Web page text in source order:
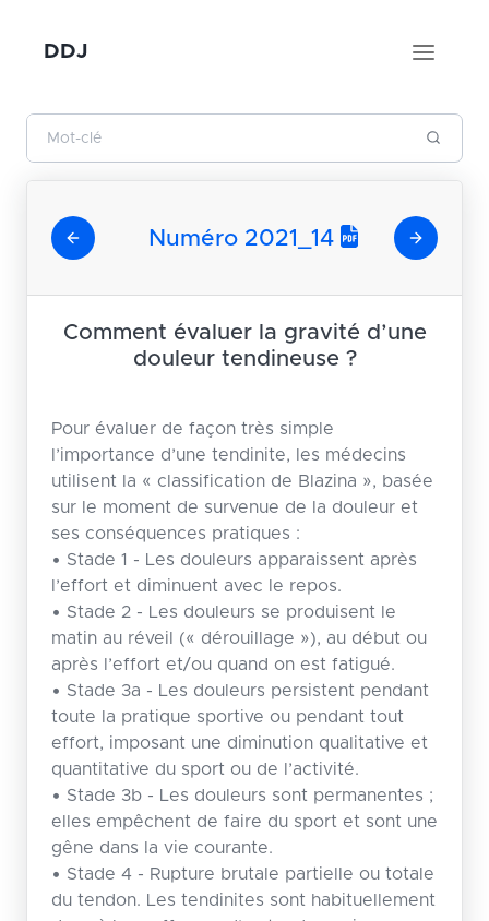
DDJ
Numéro 2021_14
Comment évaluer la gravité d’une
douleur tendineuse ?
Pour évaluer de façon très simple
l’importance d’une tendinite, les médecins
utilisent la « classification de Blazina », basée
sur le moment de survenue de la douleur et
ses conséquences pratiques :
• Stade 1 - Les douleurs apparaissent après
l’effort et diminuent avec le repos.
• Stade 2 - Les douleurs se produisent le
matin au réveil (« dérouillage »), au début ou
après l’effort et/ou quand on est fatigué.
• Stade 3a - Les douleurs persistent pendant
toute la pratique sportive ou pendant tout
effort, imposant une diminution qualitative et
quantitative du sport ou de l’activité.
• Stade 3b - Les douleurs sont permanentes ;
elles empêchent de faire du sport et sont une
gêne dans la vie courante.
• Stade 4 - Rupture brutale partielle ou totale
du tendon. Les tendinites sont habituellement